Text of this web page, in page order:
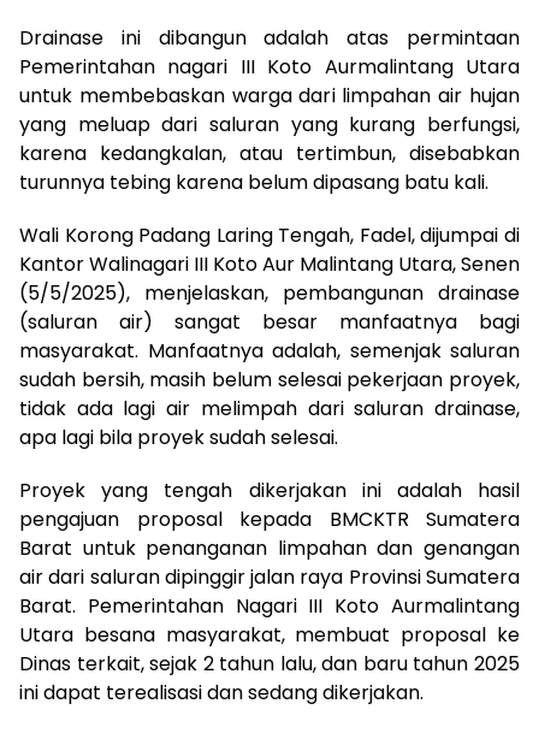
Drainase ini dibangun adalah atas permintaan
Pemerintahan nagari III Koto Aurmalintang Utara
untuk membebaskan warga dari limpahan air hujan
yang meluap dari saluran yang kurang berfungsi,
karena kedangkalan, atau tertimbun, disebabkan
turunnya tebing karena belum dipasang batu kali.
Wali Korong Padang Laring Tengah, Fadel, dijumpai di
Kantor Walinagari III Koto Aur Malintang Utara, Senen
(5/5/2025), menjelaskan, pembangunan drainase
(saluran air) sangat besar manfaatnya bagi
masyarakat. Manfaatnya adalah, semenjak saluran
sudah bersih, masih belum selesai pekerjaan proyek,
tidak ada lagi air melimpah dari saluran drainase,
apa lagi bila proyek sudah selesai.
Proyek yang tengah dikerjakan ini adalah hasil
pengajuan proposal kepada BMCKTR Sumatera
Barat untuk penanganan limpahan dan genangan
air dari saluran dipinggir jalan raya Provinsi Sumatera
Barat. Pemerintahan Nagari III Koto Aurmalintang
Utara besana masyarakat, membuat proposal ke
Dinas terkait, sejak 2 tahun lalu, dan baru tahun 2025
ini dapat terealisasi dan sedang dikerjakan.